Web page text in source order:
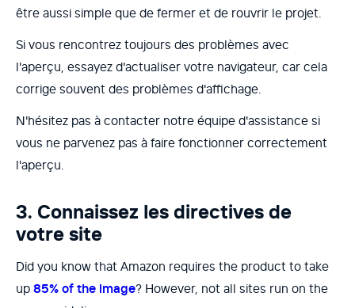
être aussi simple que de fermer et de rouvrir le projet.
Si vous rencontrez toujours des problèmes avec
l'aperçu, essayez d'actualiser votre navigateur, car cela
corrige souvent des problèmes d'affichage.
N'hésitez pas à contacter notre équipe d'assistance si
vous ne parvenez pas à faire fonctionner correctement
l'aperçu.
3. Connaissez les directives de
votre site
Did you know that Amazon requires the product to take
up 85% of the image? However, not all sites run on the